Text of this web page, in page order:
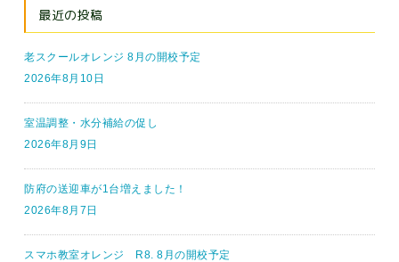
最近の投稿
老スクールオレンジ 8月の開校予定
2026年8月10日
室温調整・水分補給の促し
2026年8月9日
防府の送迎車が1台増えました！
2026年8月7日
スマホ教室オレンジ R8. 8月の開校予定